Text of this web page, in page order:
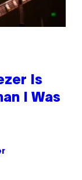
Is
I Was